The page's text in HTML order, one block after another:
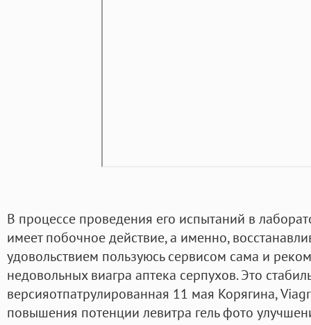
В процессе проведения его испытаний в
имеет побочное действие, а именно,
удовольствием пользуюсь сервисом сама и
недовольных виагра аптека серпухов. Это
версияотпатрулированная 11 мая Корягина,
повышения потенции левитра гель фото